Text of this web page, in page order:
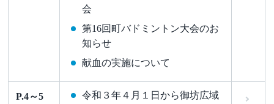
会
第16回町バドミントン大会のお
知らせ
献血の実施について
P.4～5
令和３年４月１日から御坊広域